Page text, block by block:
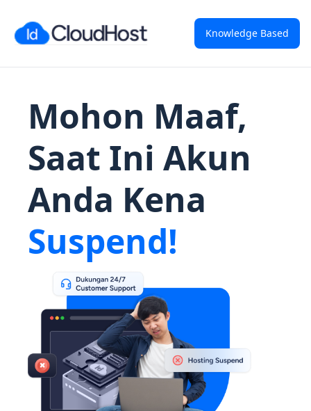
Knowledge Based
Mohon Maaf,
Saat Ini Akun
Anda Kena
Suspend!